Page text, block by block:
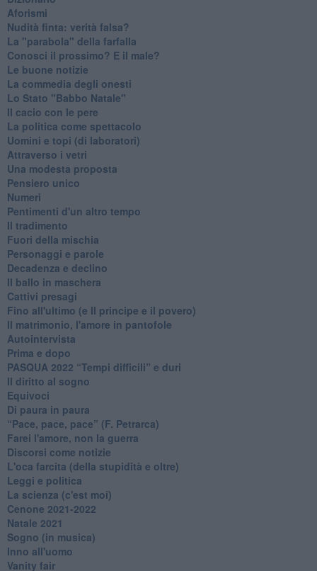
Aforismi
Nudità finta: verità falsa?
La "parabola" della farfalla
Conosci il prossimo? E il male?
Le buone notizie
La commedia degli onesti
Lo Stato "Babbo Natale"
Il cacio con le pere
La politica come spettacolo
Uomini e topi (di laboratori)
Attraverso i vetri
Una modesta proposta
Pensiero unico
Numeri
Pentimenti d'un altro tempo
Il tradimento
Fuori della mischia
Personaggi e parole
Decadenza e declino
Il ballo in maschera
Cattivi presagi
Fino all'ultimo (e Il principe e il povero)
Il matrimonio, l'amore in pantofole
Autointervista
Prima e dopo
​PASQUA 2022 “Tempi difficili” e duri
Il diritto al sogno
Equivoci
Di paura in paura
​“Pace, pace, pace” (F. Petrarca)
Farei l'amore, non la guerra
Discorsi come notizie
L'oca farcita (della stupidità e oltre)
Leggi e politica
La scienza (c'est moi)
Cenone 2021-2022
Natale 2021
Sogno (in musica)
Inno all'uomo
Vanity fair